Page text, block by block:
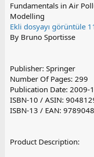
a
ş
l
a
t
ı
t
a
i
Fundamentals in Air
Modelling
Ekli dosyayı görüntüle
By Bruno Sportisse
Publisher: Springer
Number Of Pages: 299
Publication Date: 2009-
ISBN-10 / ASIN:
ISBN-13 / EAN:
Product Description: